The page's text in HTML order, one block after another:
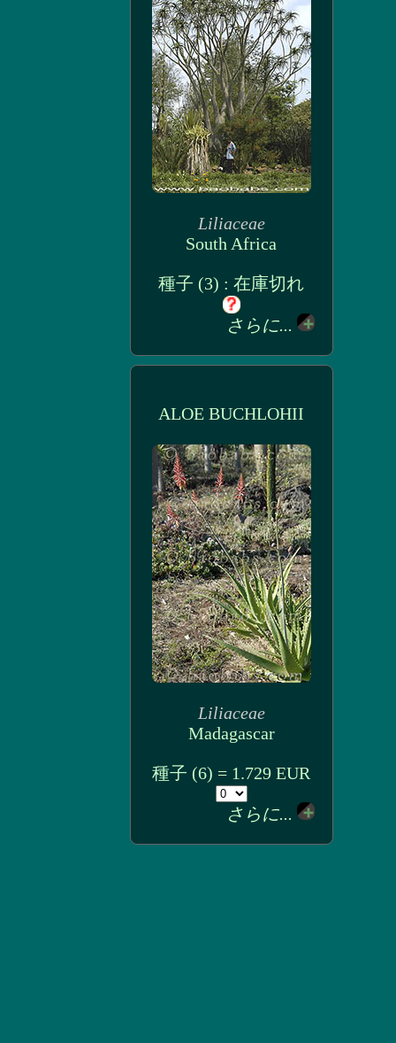
Liliaceae
South Africa
種子 (3) : 在庫切れ
さらに...
ALOE BUCHLOHII
Liliaceae
Madagascar
種子 (6) = 1.729 EUR
さらに...